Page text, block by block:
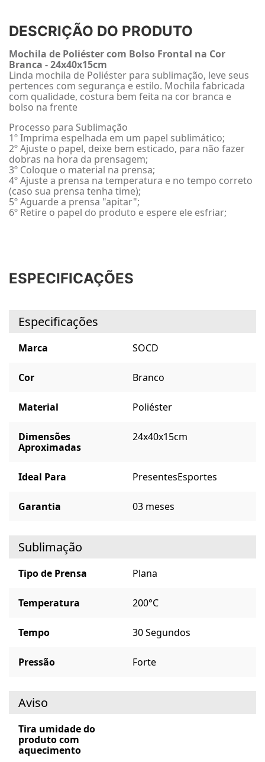
DESCRIÇÃO DO PRODUTO
Mochila de Poliéster com Bolso Frontal na Cor
Branca - 24x40x15cm
Linda mochila de Poliéster para sublimação, leve seus
pertences com segurança e estilo. Mochila fabricada
com qualidade, costura bem feita na cor branca e
bolso na frente
Processo para Sublimação
1º Imprima espelhada em um papel sublimático;
2º Ajuste o papel, deixe bem esticado, para não fazer
dobras na hora da prensagem;
3º Coloque o material na prensa;
4º Ajuste a prensa na temperatura e no tempo correto
(caso sua prensa tenha time);
5º Aguarde a prensa "apitar";
6º Retire o papel do produto e espere ele esfriar;
ESPECIFICAÇÕES
Especificações
Marca SOCD
Cor Branco
Material Poliéster
Dimensões
Aproximadas
24x40x15cm
Ideal Para PresentesEsportes
Garantia 03 meses
Sublimação
Tipo de Prensa Plana
Temperatura 200°C
Tempo 30 Segundos
Pressão Forte
Aviso
Tira umidade do
produto com
aquecimento